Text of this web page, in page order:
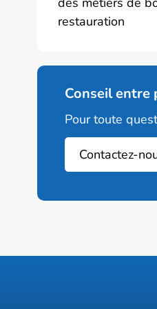
page
restauration
Conseil entre
Pour toute
Contactez-